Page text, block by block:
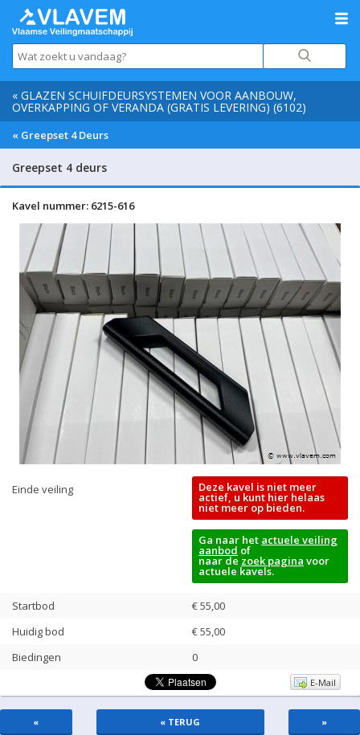
« GLAZEN SCHUIFDEURSYSTEMEN VOOR AANBOUW,
OVERKAPPING OF VERANDA (GRATIS LEVERING) (6102)
« Greepset 4 Deurs
Greepset 4 deurs
Kavel nummer: 6215-616
Einde veiling Deze kavel is niet meer
actief, u kunt hier helaas
niet meer op bieden.
Ga naar het actuele veiling
aanbod of
naar de zoek pagina voor
actuele kavels.
Startbod
€ 55,00
Huidig bod
€55,00
Biedingen
0
E-Mail
« « TERUG »